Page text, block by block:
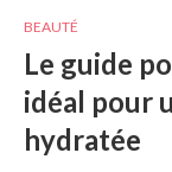
BEAUTÉ
Le guide
idéal pour
hydratée